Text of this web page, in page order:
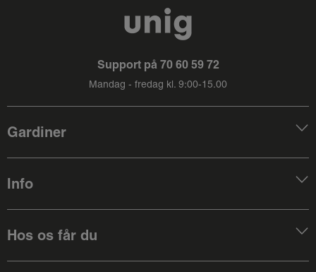
Support på 70 60 59 72
Mandag - fredag kl. 9:00-15.00
Gardiner
Info
Hos os får du